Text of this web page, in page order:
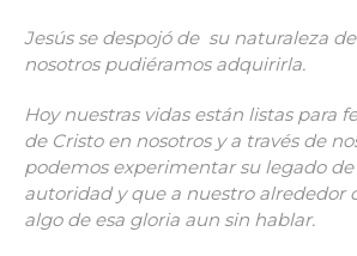
Jesús se despojó de su naturaleza
nosotros pudiéramos adquirirla.
Hoy nuestras vidas están listas para
de Cristo en nosotros y a través de
podemos experimentar su legado
autoridad y que a nuestro alrededor
algo de esa gloria aun sin hablar.